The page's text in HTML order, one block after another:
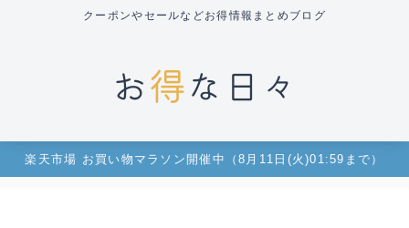
クーポンやセールなどお得情報まとめブログ
楽天市場 お買い物マラソン開催中（8月11日(火)01:59まで）